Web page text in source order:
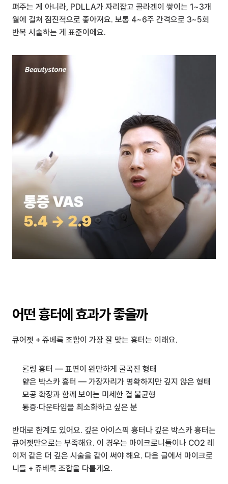
펴주는 게 아니라, PDLLA가 자리잡고 콜라겐이 쌓이는 1~3개
월에 걸쳐 점진적으로 좋아져요. 보통 4~6주 간격으로 3~5회
반복 시술하는 게 표준이에요.
어떤 흉터에 효과가 좋을까
큐어젯 + 쥬베룩 조합이 가장 잘 맞는 흉터는 이래요.
롤링 흉터 — 표면이 완만하게 굴곡진 형태
얕은 박스카 흉터 — 가장자리가 명확하지만 깊지 않은 형태
모공 확장과 함께 보이는 미세한 결 불균형
통증·다운타임을 최소화하고 싶은 분
반대로 한계도 있어요. 깊은 아이스픽 흉터나 깊은 박스카 흉터는
큐어젯만으로는 부족해요. 이 경우는 마이크로니들이나 CO2 레
이저 같은 더 깊은 시술을 같이 써야 해요. 다음 글에서 마이크로
니들 + 쥬베룩 조합을 다룰게요.